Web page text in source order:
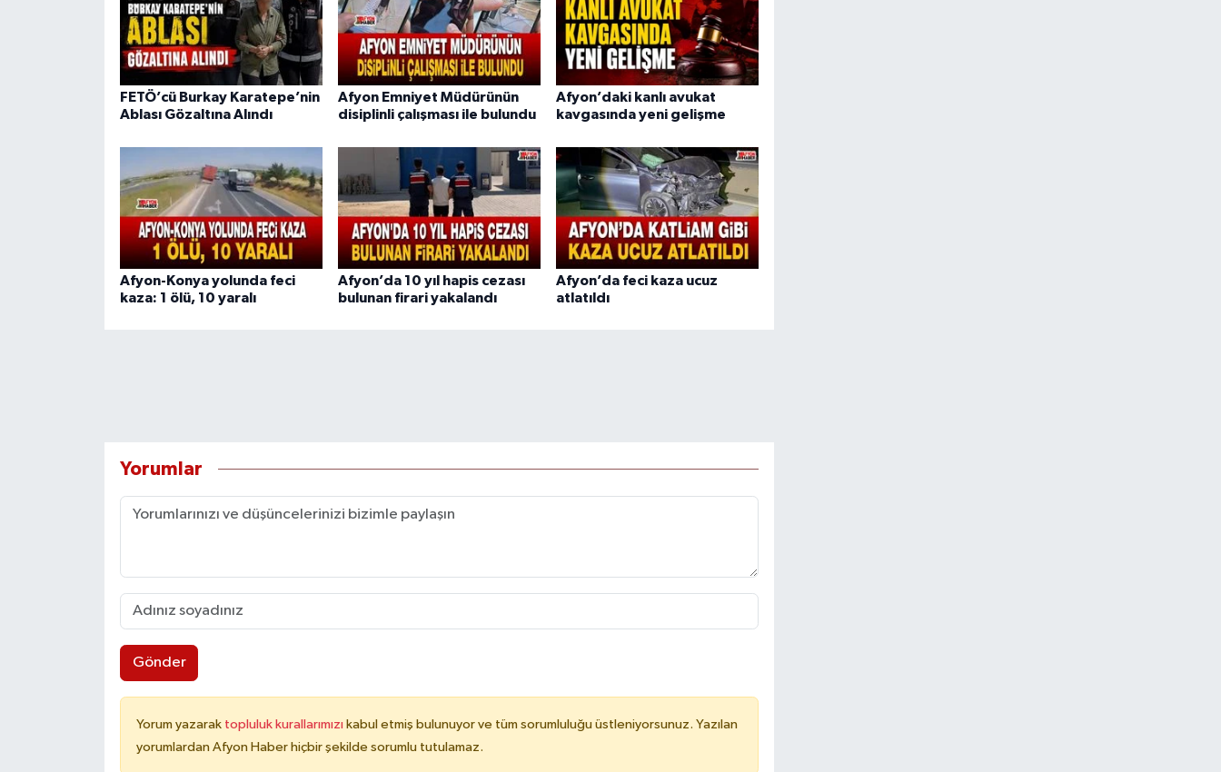
FETÖ’cü Burkay Karatepe’nin
Ablası Gözaltına Alındı
Afyon Emniyet Müdürünün
disiplinli çalışması ile bulundu
Afyon’daki kanlı avukat
kavgasında yeni gelişme
Afyon-Konya yolunda feci
kaza: 1 ölü, 10 yaralı
Afyon’da 10 yıl hapis cezası
bulunan firari yakalandı
Afyon’da feci kaza ucuz
atlatıldı
Yorumlar
Gönder
Yorum yazarak topluluk kurallarımızı kabul etmiş bulunuyor ve tüm sorumluluğu üstleniyorsunuz. Yazılan
yorumlardan Afyon Haber hiçbir şekilde sorumlu tutulamaz.